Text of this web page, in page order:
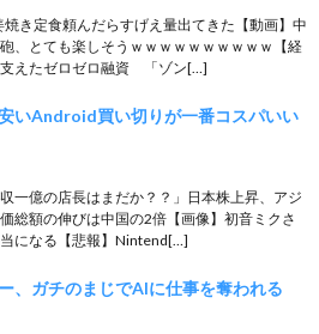
き定食頼んだらすげえ量出てきた【動画】中
、とても楽しそうｗｗｗｗｗｗｗｗｗｗ【経
えたゼロゼロ融資 「ゾン[…]
いAndroid買い切りが一番コスパいい
一億の店長はまだか？？」日本株上昇、アジ
総額の伸びは中国の2倍【画像】初音ミクさ
になる【悲報】Nintend[…]
、ガチのまじでAIに仕事を奪われる